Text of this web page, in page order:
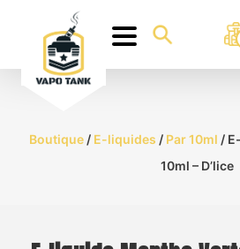
Boutique/ E-liquides / Par 10ml /
10ml – D’lice